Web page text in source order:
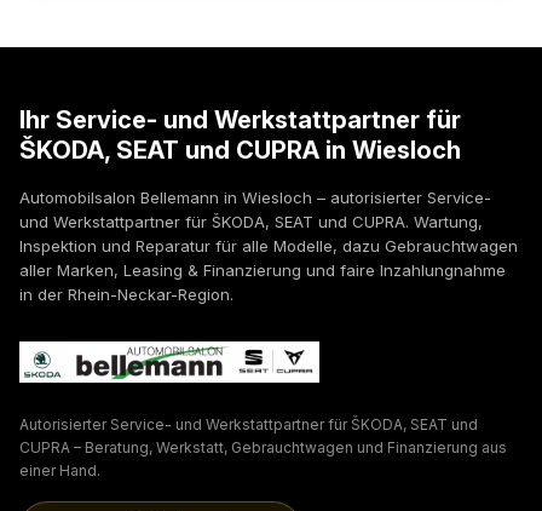
Ihr Service- und Werkstattpartner für
ŠKODA, SEAT und CUPRA in Wiesloch
Automobilsalon Bellemann in Wiesloch – autorisierter Service-
und Werkstattpartner für ŠKODA, SEAT und CUPRA. Wartung,
Inspektion und Reparatur für alle Modelle, dazu Gebrauchtwagen
aller Marken, Leasing & Finanzierung und faire Inzahlungnahme
in der Rhein-Neckar-Region.
Autorisierter Service- und Werkstattpartner für ŠKODA, SEAT und
CUPRA – Beratung, Werkstatt, Gebrauchtwagen und Finanzierung aus
einer Hand.